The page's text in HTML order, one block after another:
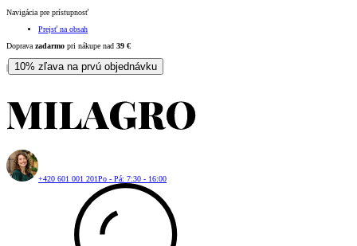
Navigácia pre prístupnosť
Prejsť na obsah
Doprava zadarmo pri nákupe nad 39 €
| 10% zľava na prvú objednávku
+420 601 001 201Po - Pá: 7:30 - 16:00